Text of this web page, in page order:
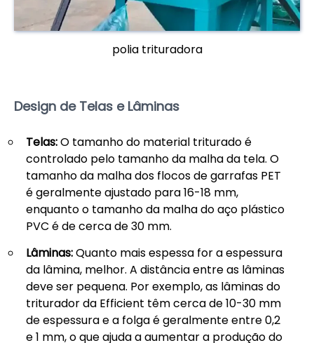
polia trituradora
Design de Telas e Lâminas
Telas:O tamanho do material triturado é
controlado pelo tamanho da malha da tela. O
tamanho da malha dos flocos de garrafas PET
é geralmente ajustado para 16-18 mm,
enquanto o tamanho da malha do aço plástico
PVC é de cerca de 30 mm.
Lâminas:Quanto mais espessa for a espessura
da lâmina, melhor. A distância entre as lâminas
deve ser pequena. Por exemplo, as lâminas do
triturador da Efficient têm cerca de 10-30 mm
de espessura e a folga é geralmente entre 0,2
e 1 mm, o que ajuda a aumentar a produção do